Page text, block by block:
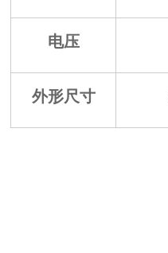
电压
外形尺寸